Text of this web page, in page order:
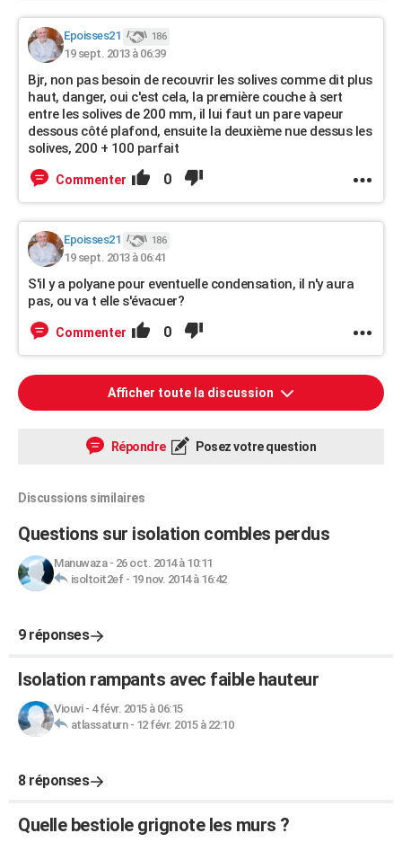
Epoisses21 186
19 sept. 2013 à 06:39
Bjr, non pas besoin de recouvrir les solives comme dit plus
haut, danger, oui c'est cela, la première couche à sert
entre les solives de 200 mm, il lui faut un pare vapeur
dessous côté plafond, ensuite la deuxième nue dessus les
solives, 200 + 100 parfait
Commenter 0
Epoisses21 186
19 sept. 2013 à 06:41
S'il y a polyane pour eventuelle condensation, il n'y aura
pas, ou va t elle s'évacuer?
Commenter 0
Afficher toute la discussion
Répondre Posez votre question
Discussions similaires
Questions sur isolation combles perdus
Manuwaza- 26 oct. 2014 à 10:11
isoltoit2ef- 19 nov. 2014 à 16:42
9 réponses
Isolation rampants avec faible hauteur
Viouvi- 4 févr. 2015 à 06:15
atlassaturn- 12 févr. 2015 à 22:10
8 réponses
Quelle bestiole grignote les murs ?